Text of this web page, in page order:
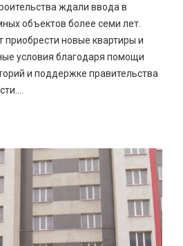
ждали ввода в
объектов более семи лет.
приобрести новые квартиры и
условия благодаря помощи
и поддержке правительства